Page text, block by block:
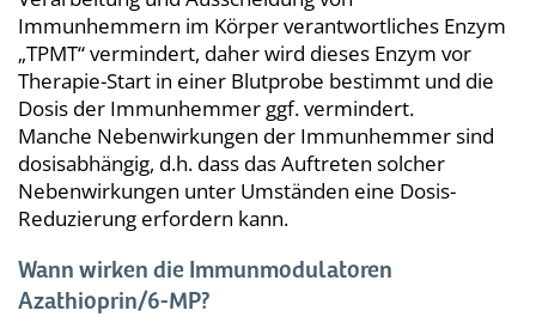
Immunhemmern im Körper verantwortliches Enzym
„TPMT“ vermindert, daher wird dieses Enzym vor
Therapie-Start in einer Blutprobe bestimmt und die
Dosis der Immunhemmer ggf. vermindert.
Manche Nebenwirkungen der Immunhemmer sind
dosisabhängig, d.h. dass das Auftreten solcher
Nebenwirkungen unter Umständen eine Dosis-
Reduzierung erfordern kann.
Wann wirken die Immunmodulatoren
Azathioprin/6-MP?